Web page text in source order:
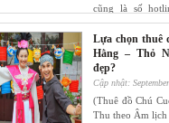
cũng là số
[&hellip
Lựa chọn thuê
Hằng – Thỏ
đẹp?
Cập nhật:
(Thuê đồ Chú
Thu theo Âm lịch